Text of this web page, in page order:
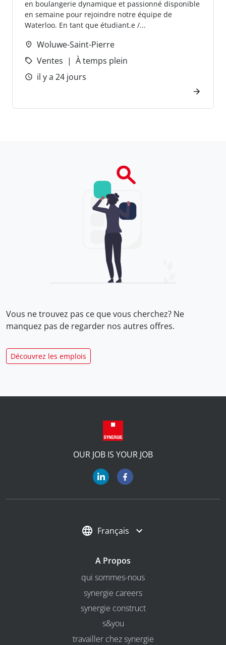
en boulangerie dynamique et passionné disponible
en semaine pour rejoindre notre équipe de
Waterloo. En tant que étudiant.e /...
Woluwe-Saint-Pierre
Ventes
À temps plein
il y a 24 jours
Vous ne trouvez pas ce que vous cherchez? Ne
manquez pas de regarder nos autres offres.
Découvrez les emplois
OUR JOB IS YOUR JOB
Français
A Propos
qui sommes-nous
synergie careers
synergie construct
s&you
travailler chez synergie